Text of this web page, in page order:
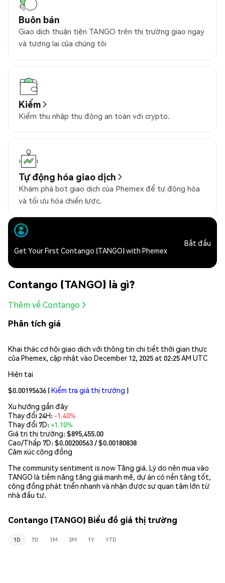
Buôn bán
Giao dịch thuận tiện TANGO trên thị trường giao ngay
và tương lai của chúng tôi
Kiếm
Kiếm thu nhập thụ động an toàn với crypto.
Tự động hóa giao dịch
Khám phá bot giao dịch của Phemex để tự động hóa
và tối ưu hóa chiến lược.
Get Your First Contango (TANGO) with Phemex
Bắt đầu
Contango (TANGO) là gì?
Thêm về Contango
Phân tích giá
Khai thác cơ hội giao dịch với thông tin chi tiết thời gian thực
của Phemex, cập nhật vào December 12, 2025 at 02:25 AM UTC
Hiện tại
$0.00195636 (Kiểm tra giá thị trường )
Xu hướng gần đây
Thay đổi 24H: -1.40%
Thay đổi 7D:+1.10%
Giá trị thị trường:$895,455.00
Cao/Thấp 7D: $0.00200563/ $0.00180838
Cảm xúc cộng đồng
The community sentiment is now Tăng giá. Lý do nên mua vào
TANGO là tiềm năng tăng giá mạnh mẽ, dự án có nền tảng tốt,
cộng đồng phát triển nhanh và nhận được sự quan tâm lớn từ
nhà đầu tư.
Contango (TANGO) Biểu đồ giá thị trường
1D 7D 1M 3M 1Y YTD